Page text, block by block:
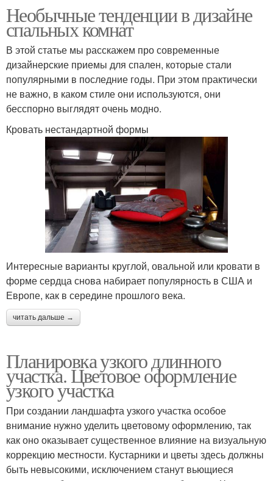
Необычные тенденции в дизайне
спальных комнат
В этой статье мы расскажем про современные
дизайнерские приемы для спален, которые стали
популярными в последние годы. При этом практически
не важно, в каком стиле они используются, они
бесспорно выглядят очень модно.
Кровать нестандартной формы
Интересные варианты круглой, овальной или кровати в
форме сердца снова набирает популярность в США и
Европе, как в середине прошлого века.
читать дальше →
Планировка узкого длинного
участка. Цветовое оформление
узкого участка
При создании ландшафта узкого участка особое
внимание нужно уделить цветовому оформлению, так
как оно оказывает существенное влияние на визуальную
коррекцию местности. Кустарники и цветы здесь должны
быть невысокими, исключением станут вьющиеся